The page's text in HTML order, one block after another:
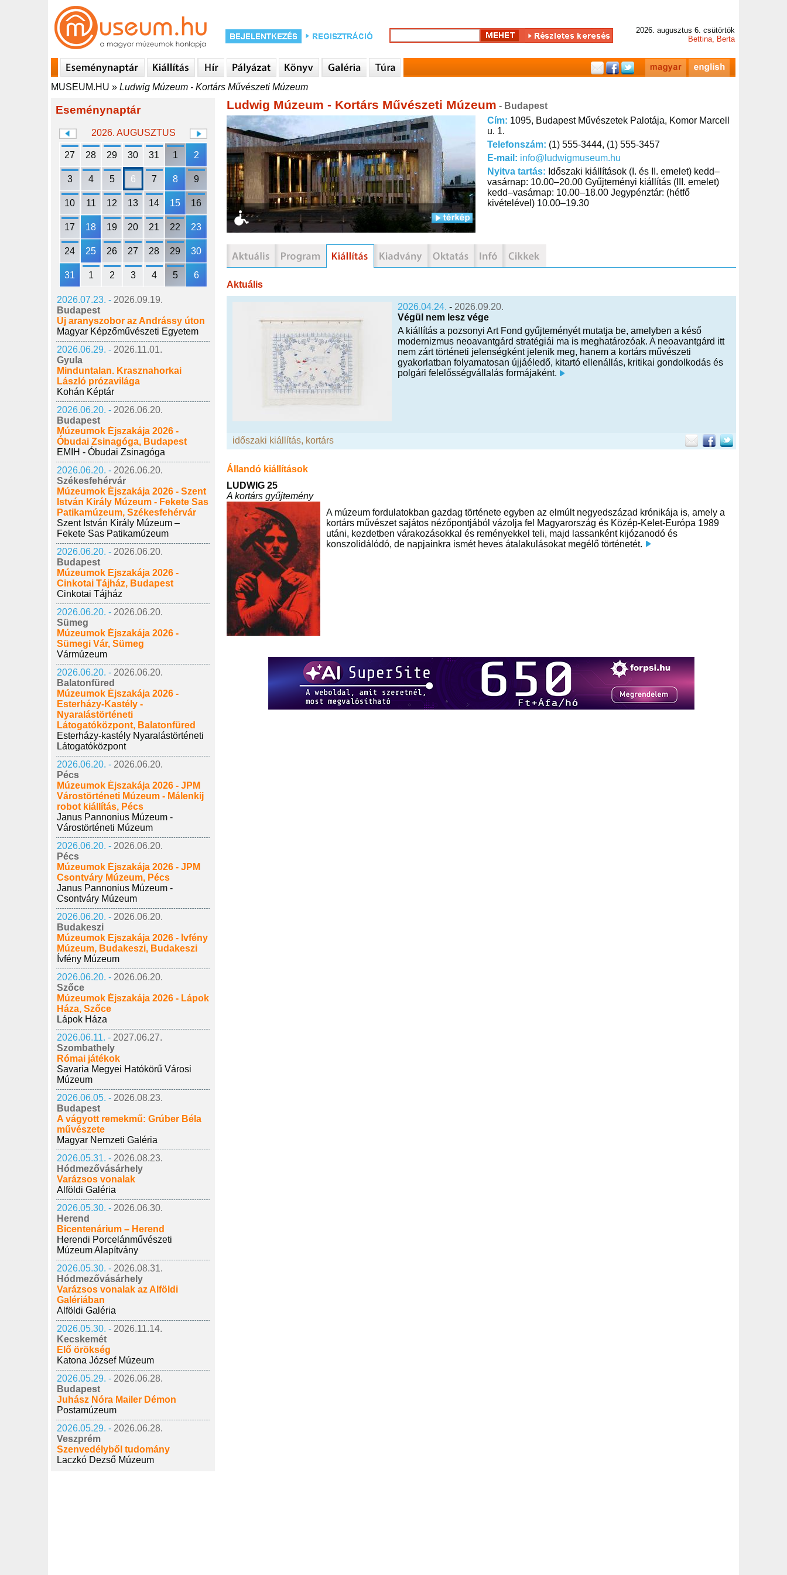
2026. augusztus 6. csütörtök
Bettina, Berta
MUSEUM.HU » Ludwig Múzeum - Kortárs Művészeti Múzeum
Eseménynaptár
2026. AUGUSZTUS
27 28 29 30 31 1 2
3 4 5 6 7 8 9
10 11 12 13 14 15 16
17 18 19 20 21 22 23
24 25 26 27 28 29 30
31 1 2 3 4 5 6
2026.07.23. - 2026.09.19.
Budapest
Új aranyszobor az Andrássy úton
Magyar Képzőművészeti Egyetem
2026.06.29. - 2026.11.01.
Gyula
Minduntalan. Krasznahorkai
László prózavilága
Kohán Képtár
2026.06.20. - 2026.06.20.
Budapest
Múzeumok Éjszakája 2026 -
Óbudai Zsinagóga, Budapest
EMIH - Óbudai Zsinagóga
2026.06.20. - 2026.06.20.
Székesfehérvár
Múzeumok Éjszakája 2026 - Szent
István Király Múzeum - Fekete Sas
Patikamúzeum, Székesfehérvár
Szent István Király Múzeum –
Fekete Sas Patikamúzeum
2026.06.20. - 2026.06.20.
Budapest
Múzeumok Éjszakája 2026 -
Cinkotai Tájház, Budapest
Cinkotai Tájház
2026.06.20. - 2026.06.20.
Sümeg
Múzeumok Éjszakája 2026 -
Sümegi Vár, Sümeg
Vármúzeum
2026.06.20. - 2026.06.20.
Balatonfüred
Múzeumok Éjszakája 2026 -
Esterházy-Kastély -
Nyaralástörténeti
Látogatóközpont, Balatonfüred
Esterházy-kastély Nyaralástörténeti
Látogatóközpont
2026.06.20. - 2026.06.20.
Pécs
Múzeumok Éjszakája 2026 - JPM
Várostörténeti Múzeum - Málenkij
robot kiállítás, Pécs
Janus Pannonius Múzeum -
Várostörténeti Múzeum
2026.06.20. - 2026.06.20.
Pécs
Múzeumok Éjszakája 2026 - JPM
Csontváry Múzeum, Pécs
Janus Pannonius Múzeum -
Csontváry Múzeum
2026.06.20. - 2026.06.20.
Budakeszi
Múzeumok Éjszakája 2026 - Ívfény
Múzeum, Budakeszi, Budakeszi
Ívfény Múzeum
2026.06.20. - 2026.06.20.
Szőce
Múzeumok Éjszakája 2026 - Lápok
Háza, Szőce
Lápok Háza
2026.06.11. - 2027.06.27.
Szombathely
Római játékok
Savaria Megyei Hatókörű Városi
Múzeum
2026.06.05. - 2026.08.23.
Budapest
A vágyott remekmű: Grúber Béla
művészete
Magyar Nemzeti Galéria
2026.05.31. - 2026.08.23.
Hódmezővásárhely
Varázsos vonalak
Alföldi Galéria
2026.05.30. - 2026.06.30.
Herend
Bicentenárium – Herend
Herendi Porcelánművészeti
Múzeum Alapítvány
2026.05.30. - 2026.08.31.
Hódmezővásárhely
Varázsos vonalak az Alföldi
Galériában
Alföldi Galéria
2026.05.30. - 2026.11.14.
Kecskemét
Élő örökség
Katona József Múzeum
2026.05.29. - 2026.06.28.
Budapest
Juhász Nóra Mailer Démon
Postamúzeum
2026.05.29. - 2026.06.28.
Veszprém
Szenvedélyből tudomány
Laczkó Dezső Múzeum
Ludwig Múzeum - Kortárs Művészeti Múzeum - Budapest
Cím: 1095, Budapest Művészetek Palotája, Komor Marcell
u. 1.
Telefonszám: (1) 555-3444, (1) 555-3457
E-mail: info@ludwigmuseum.hu
Nyitva tartás: Időszaki kiállítások (I. és II. emelet) kedd–
vasárnap: 10.00–20.00 Gyűjteményi kiállítás (III. emelet)
kedd–vasárnap: 10.00–18.00 Jegypénztár: (hétfő
kivételével) 10.00–19.30
Aktuális
2026.04.24. - 2026.09.20.
Végül nem lesz vége
A kiállítás a pozsonyi Art Fond gyűjteményét mutatja be, amelyben a késő
modernizmus neoavantgárd stratégiái ma is meghatározóak. A neoavantgárd itt
nem zárt történeti jelenségként jelenik meg, hanem a kortárs művészeti
gyakorlatban folyamatosan újjáéledő, kitartó ellenállás, kritikai gondolkodás és
polgári felelősségvállalás formájaként.
időszaki kiállítás, kortárs
Állandó kiállítások
LUDWIG 25
A kortárs gyűjtemény
A múzeum fordulatokban gazdag története egyben az elmúlt negyedszázad krónikája is, amely a
kortárs művészet sajátos nézőpontjából vázolja fel Magyarország és Közép-Kelet-Európa 1989
utáni, kezdetben várakozásokkal és reményekkel teli, majd lassanként kijózanodó és
konszolidálódó, de napjainkra ismét heves átalakulásokat megélő történetét.